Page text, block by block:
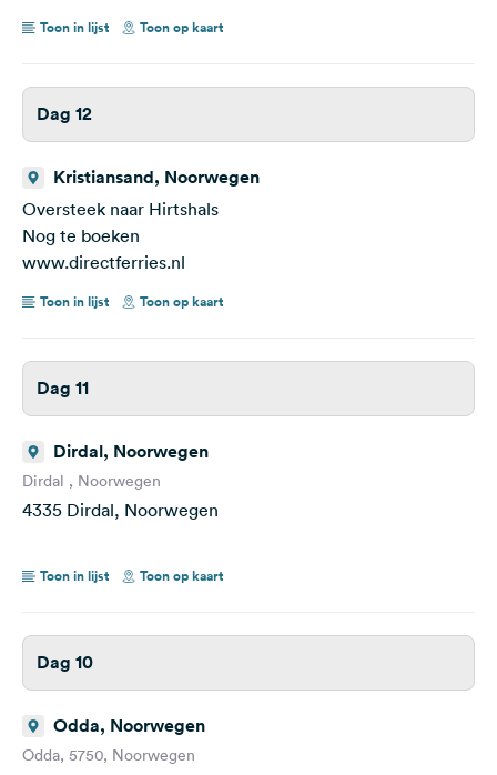
Toon in lijst Toon op kaart
Dag 12
Kristiansand, Noorwegen
Oversteek naar Hirtshals
Nog te boeken
www.directferries.nl
Toon in lijst Toon op kaart
Dag 11
Dirdal, Noorwegen
Dirdal , Noorwegen
4335 Dirdal, Noorwegen
Toon in lijst Toon op kaart
Dag 10
Odda, Noorwegen
Odda, 5750, Noorwegen